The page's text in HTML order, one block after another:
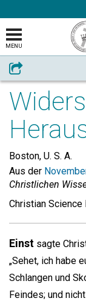
MENU
Weiterempfehlen
Boston, U. S. A.
Aus der
Christlichen
Christian Science
Einst sagte
„Sehet, ich habe
Schlangen und
Feindes; und